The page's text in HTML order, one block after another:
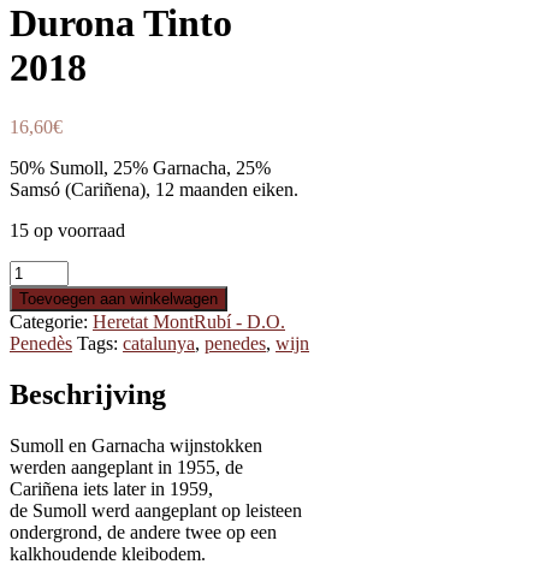
Durona Tinto
2018
16,60€
50% Sumoll, 25% Garnacha, 25%
Samsó (Cariñena), 12 maanden eiken.
15 op voorraad
Durona
Tinto
2018
aantal
Toevoegen aan winkelwagen
Categorie: Heretat MontRubí - D.O.
Penedès Tags: catalunya, penedes, wijn
Beschrijving
Sumoll en Garnacha wijnstokken
werden aangeplant in 1955, de
Cariñena iets later in 1959,
de Sumoll werd aangeplant op leisteen
ondergrond, de andere twee op een
kalkhoudende kleibodem.